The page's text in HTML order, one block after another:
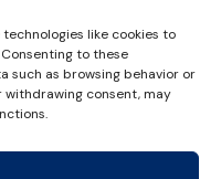
like cookies to
to these
such as browsing behavior or
withdrawing consent, may